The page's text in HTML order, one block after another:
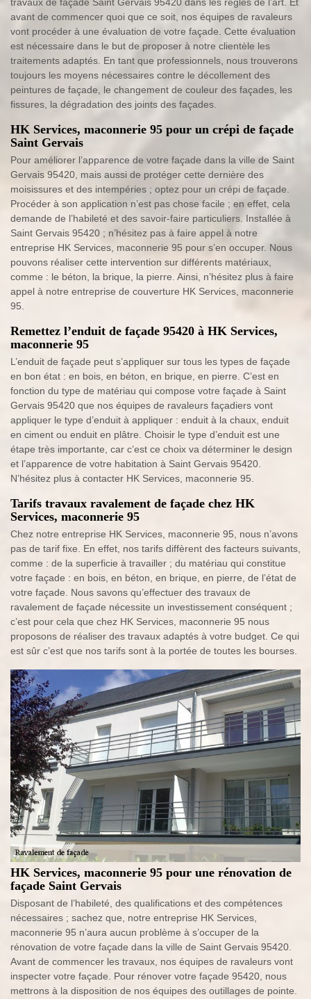
travaux de façade Saint Gervais 95420 dans les règles de l’art. Et
avant de commencer quoi que ce soit, nos équipes de ravaleurs
vont procéder à une évaluation de votre façade. Cette évaluation
est nécessaire dans le but de proposer à notre clientèle les
traitements adaptés. En tant que professionnels, nous trouverons
toujours les moyens nécessaires contre le décollement des
peintures de façade, le changement de couleur des façades, les
fissures, la dégradation des joints des façades.
HK Services, maconnerie 95 pour un crépi de façade
Saint Gervais
Pour améliorer l’apparence de votre façade dans la ville de Saint
Gervais 95420, mais aussi de protéger cette dernière des
moisissures et des intempéries ; optez pour un crépi de façade.
Procéder à son application n’est pas chose facile ; en effet, cela
demande de l’habileté et des savoir-faire particuliers. Installée à
Saint Gervais 95420 ; n’hésitez pas à faire appel à notre
entreprise HK Services, maconnerie 95 pour s’en occuper. Nous
pouvons réaliser cette intervention sur différents matériaux,
comme : le béton, la brique, la pierre. Ainsi, n’hésitez plus à faire
appel à notre entreprise de couverture HK Services, maconnerie
95.
Remettez l’enduit de façade 95420 à HK Services,
maconnerie 95
L’enduit de façade peut s’appliquer sur tous les types de façade
en bon état : en bois, en béton, en brique, en pierre. C’est en
fonction du type de matériau qui compose votre façade à Saint
Gervais 95420 que nos équipes de ravaleurs façadiers vont
appliquer le type d’enduit à appliquer : enduit à la chaux, enduit
en ciment ou enduit en plâtre. Choisir le type d’enduit est une
étape très importante, car c’est ce choix va déterminer le design
et l’apparence de votre habitation à Saint Gervais 95420.
N’hésitez plus à contacter HK Services, maconnerie 95.
Tarifs travaux ravalement de façade chez HK
Services, maconnerie 95
Chez notre entreprise HK Services, maconnerie 95, nous n’avons
pas de tarif fixe. En effet, nos tarifs diffèrent des facteurs suivants,
comme : de la superficie à travailler ; du matériau qui constitue
votre façade : en bois, en béton, en brique, en pierre, de l’état de
votre façade. Nous savons qu’effectuer des travaux de
ravalement de façade nécessite un investissement conséquent ;
c’est pour cela que chez HK Services, maconnerie 95 nous
proposons de réaliser des travaux adaptés à votre budget. Ce qui
est sûr c’est que nos tarifs sont à la portée de toutes les bourses.
HK Services, maconnerie 95 pour une rénovation de
façade Saint Gervais
Disposant de l’habileté, des qualifications et des compétences
nécessaires ; sachez que, notre entreprise HK Services,
maconnerie 95 n’aura aucun problème à s’occuper de la
rénovation de votre façade dans la ville de Saint Gervais 95420.
Avant de commencer les travaux, nos équipes de ravaleurs vont
inspecter votre façade. Pour rénover votre façade 95420, nous
mettrons à la disposition de nos équipes des outillages de pointe.